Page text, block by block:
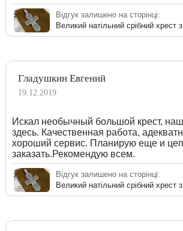
Відгук залишено на сторінці:
Великий натільний срібний хрест
Гладушкин Евгений
19.12.2019
Искал необычный большой крест,
здесь. Качественная работа,
хороший сервис. Планирую еще и
заказать.Рекомендую всем.
Відгук залишено на сторінці:
Великий натільний срібний хрест